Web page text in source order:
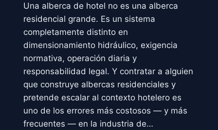
Una alberca de hotel no es una alberca
residencial grande. Es un sistema
completamente distinto en
dimensionamiento hidráulico, exigencia
normativa, operación diaria y
responsabilidad legal. Y contratar a alguien
que construye albercas residenciales y
pretende escalar al contexto hotelero es
uno de los errores más costosos — y más
frecuentes — en la industria de…